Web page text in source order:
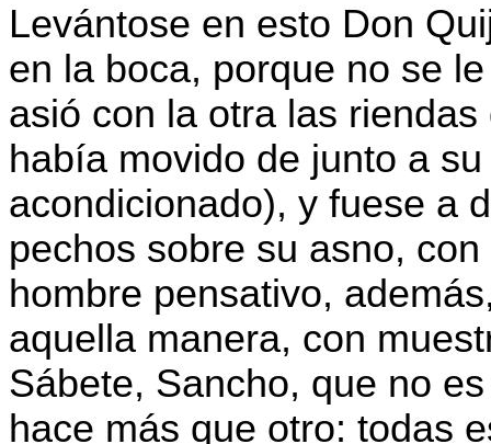
Levántose en esto Don
en la boca, porque no se
asió con la otra las
había movido de junto a
acondicionado), y fuese a
pechos sobre su asno,
hombre pensativo,
aquella manera, con
Sábete, Sancho, que no
hace más que otro: todas